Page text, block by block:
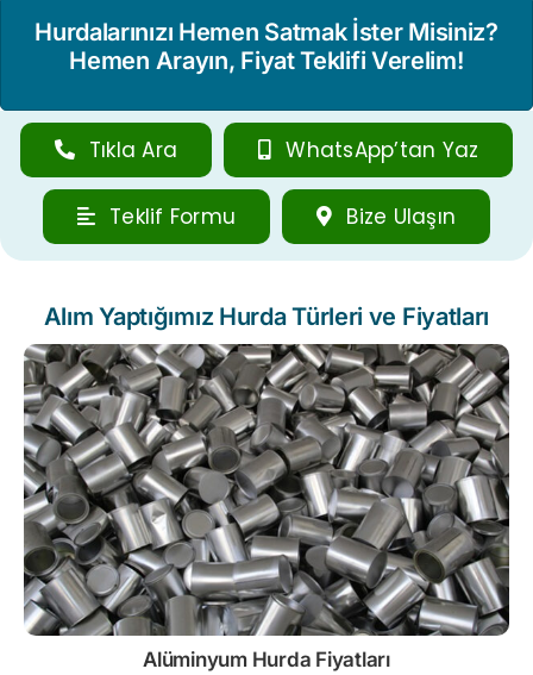
Hurdalarınızı Hemen Satmak İster Misiniz?
Hemen Arayın, Fiyat Teklifi Verelim!
Tıkla Ara WhatsApp’tan Yaz
Teklif Formu Bize Ulaşın
Alım Yaptığımız Hurda Türleri ve Fiyatları
Alüminyum Hurda Fiyatları